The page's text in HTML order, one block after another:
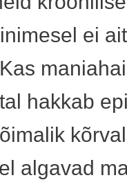
ei
hakkab
algavad